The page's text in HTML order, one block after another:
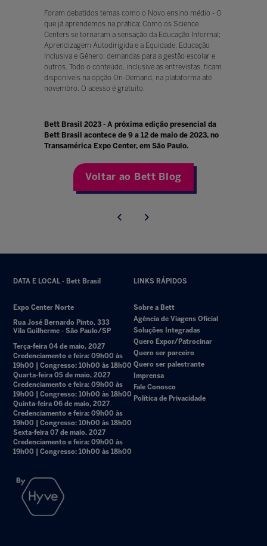
Foram debatidos temas como o Novo ensino médio - O
que já aprendemos na prática; Como os Science
Centers se tornaram a sensação da Educação Informal;
Aprendizagem Autodirigida e a Equidade, Educação
Inclusiva e Gênero: demandas para a gestão escolar e
outros. Todo o conteúdo, inclusive as entrevistas, ficam
disponíveis na opção On-Demand, na plataforma até
novembro. O acesso é gratuito.
Bett Brasil 2023 - A próxima edição presencial da
Bett Brasil acontece de 9 a 12 de maio de 2023, no
Transamérica Expo Center, em São Paulo.
Voltar ao Bett Blog
DATA E LOCAL - Bett Brasil
Expo Center Norte
Rua José Bernardo Pinto, 333
Vila Guilherme - São Paulo/SP
Terça-feira 04 de maio, 2027
Credenciamento e feira: 09h00 às
19h00 | Congresso: 10h00 às 18h00
Quarta-feira 05 de maio, 2027
Credenciamento e feira: 09h00 às
19h00 | Congresso: 10h00 às 18h00
Quinta-feira 06 de maio, 2027
Credenciamento e feira: 09h00 às
19h00 | Congresso: 10h00 às 18h00
Sexta-feira 07 de maio, 2027
Credenciamento e feira: 09h00 às
19h00 | Congresso: 10h00 às 18h00
LINKS RÁPIDOS
Sobre a Bett
Agência de Viagens Oficial
Soluções Integradas
Quero Expor/Patrocinar
Quero ser parceiro
Quero ser palestrante
Imprensa
Fale Conosco
Política de Privacidade